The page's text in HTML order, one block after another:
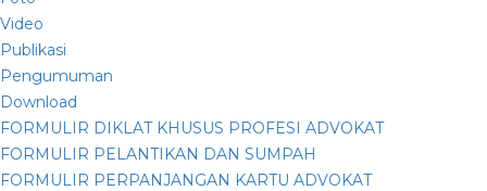
Video
Publikasi
Pengumuman
Download
FORMULIR DIKLAT KHUSUS PROFESI ADVOKAT
FORMULIR PELANTIKAN DAN SUMPAH
FORMULIR PERPANJANGAN KARTU ADVOKAT